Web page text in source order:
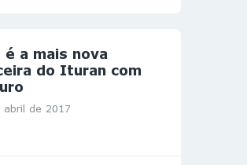
é a mais nova
do Ituran com
abril de 2017